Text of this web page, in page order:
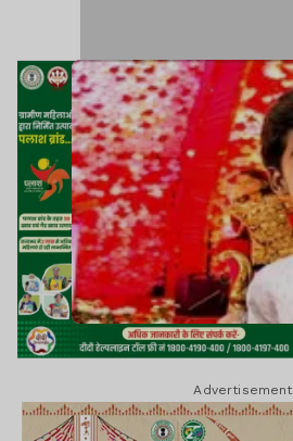
Advertisement